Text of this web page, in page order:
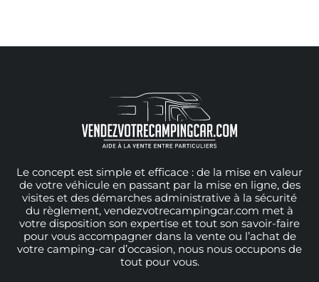
Le concept est simple et efficace : de la mise en valeur
de votre véhicule en passant par la mise en ligne, des
visites et des démarches administrative à la sécurité
du règlement, vendezvotrecampingcar.com met à
votre disposition son expertise et tout son savoir-faire
pour vous accompagner dans la vente ou l’achat de
votre camping-car d’occasion, nous nous occupons de
tout pour vous.